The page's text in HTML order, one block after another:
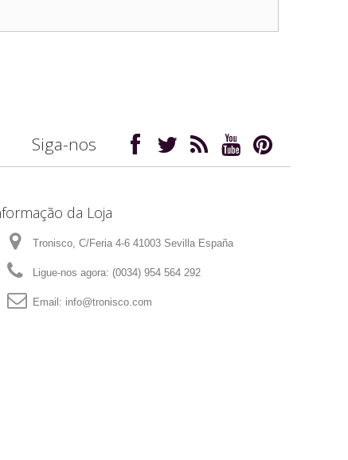
Siga-nos
da Loja
Tronisco, C/Feria 4-6 41003 Sevilla España
Ligue-nos agora: (0034) 954 564 292
Email: info@tronisco.com